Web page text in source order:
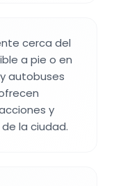
cerca del
a pie o en
autobuses
y
la ciudad.